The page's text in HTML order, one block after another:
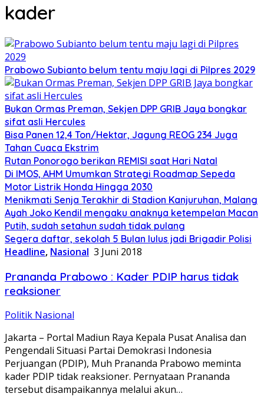
kader
Prabowo Subianto belum tentu maju lagi di Pilpres 2029
Bukan Ormas Preman, Sekjen DPP GRIB Jaya bongkar
sifat asli Hercules
Bisa Panen 12,4 Ton/Hektar, Jagung REOG 234 Juga
Tahan Cuaca Ekstrim
Rutan Ponorogo berikan REMISI saat Hari Natal
Di IMOS, AHM Umumkan Strategi Roadmap Sepeda
Motor Listrik Honda Hingga 2030
Menikmati Senja Terakhir di Stadion Kanjuruhan, Malang
Ayah Joko Kendil mengaku anaknya ketempelan Macan
Putih, sudah setahun sudah tidak pulang
Segera daftar, sekolah 5 Bulan lulus jadi Brigadir Polisi
Headline, Nasional 3 Juni 2018
Prananda Prabowo : Kader PDIP harus tidak
reaksioner
Politik Nasional
Jakarta – Portal Madiun Raya Kepala Pusat Analisa dan
Pengendali Situasi Partai Demokrasi Indonesia
Perjuangan (PDIP), Muh Prananda Prabowo meminta
kader PDIP tidak reaksioner. Pernyataan Prananda
tersebut disampaikannya melalui akun…